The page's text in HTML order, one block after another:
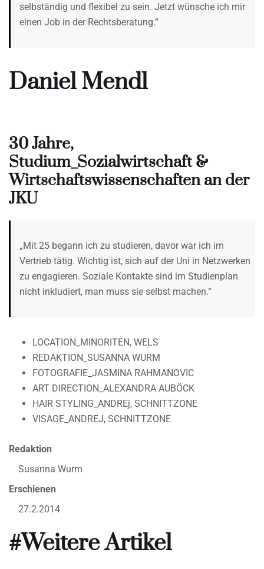
selbständig und flexibel zu sein. Jetzt wünsche ich mir
einen Job in der Rechtsberatung.“
Daniel Mendl
30 Jahre,
Studium_Sozialwirtschaft &
Wirtschaftswissenschaften an der
JKU
„Mit 25 begann ich zu studieren, davor war ich im
Vertrieb tätig. Wichtig ist, sich auf der Uni in Netzwerken
zu engagieren. Soziale Kontakte sind im Studienplan
nicht inkludiert, man muss sie selbst machen.“
LOCATION_MINORITEN, WELS
REDAKTION_SUSANNA WURM
FOTOGRAFIE_JASMINA RAHMANOVIC
ART DIRECTION_ALEXANDRA AUBÖCK
HAIR STYLING_ANDREj, SCHNITTZONE
VISAGE_ANDREJ, SCHNITTZONE
Redaktion
Susanna Wurm
Erschienen
27.2.2014
#Weitere Artikel